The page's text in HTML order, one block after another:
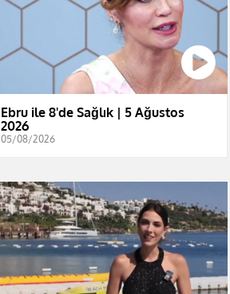
Ebru ile 8'de Sağlık | 5 Ağustos
2026
05/08/2026